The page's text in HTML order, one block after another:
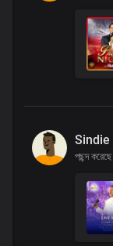
Sindie
পছন্দ করেছে